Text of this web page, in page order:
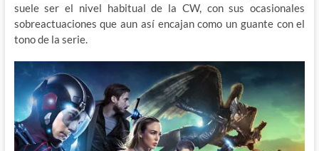
suele ser el nivel habitual de la CW, con sus ocasionales
sobreactuaciones que aun así encajan como un guante con el
tono de la serie.